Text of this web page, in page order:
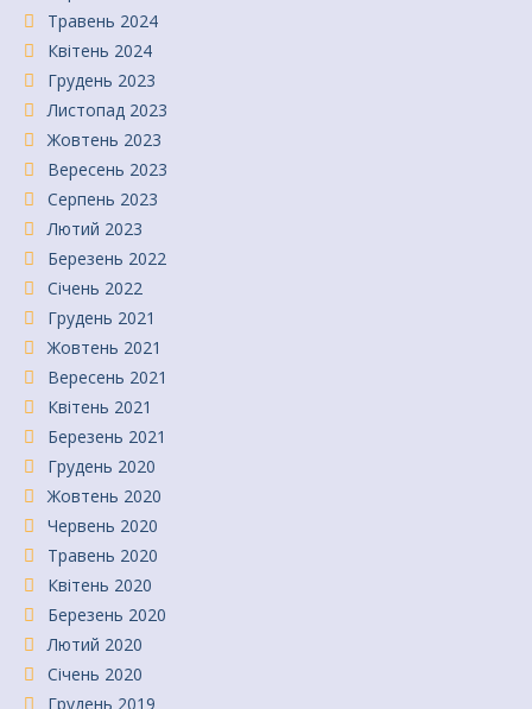
Травень 2024
Квітень 2024
Грудень 2023
Листопад 2023
Жовтень 2023
Вересень 2023
Серпень 2023
Лютий 2023
Березень 2022
Січень 2022
Грудень 2021
Жовтень 2021
Вересень 2021
Квітень 2021
Березень 2021
Грудень 2020
Жовтень 2020
Червень 2020
Травень 2020
Квітень 2020
Березень 2020
Лютий 2020
Січень 2020
Грудень 2019